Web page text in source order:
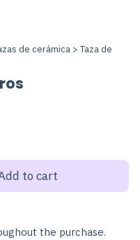
de cerámica > Taza de
the purchase.